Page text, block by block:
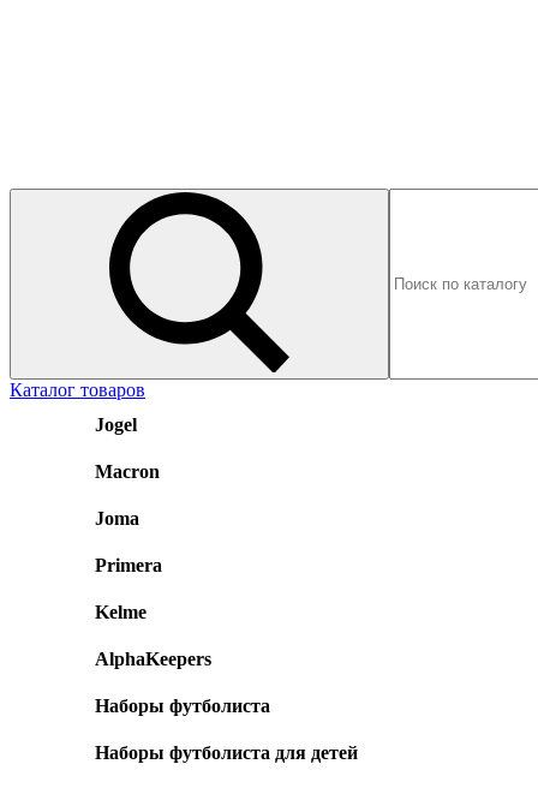
Каталог товаров
Jogel
Macron
Joma
Primera
Kelme
AlphaKeepers
Наборы футболиста
Наборы футболиста для детей